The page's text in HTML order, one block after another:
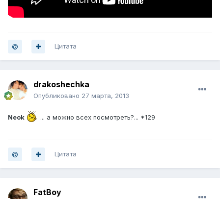
Цитата
drakoshechka
Опубликовано 27 марта, 2013
Neok ... а можно всех посмотреть?... *129
Цитата
FatBoy